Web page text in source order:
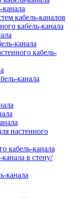
канала
кабель-каналов
кабель-канала
канала
кабель-
канала
настенного
кабель-канала
в стену/
канала